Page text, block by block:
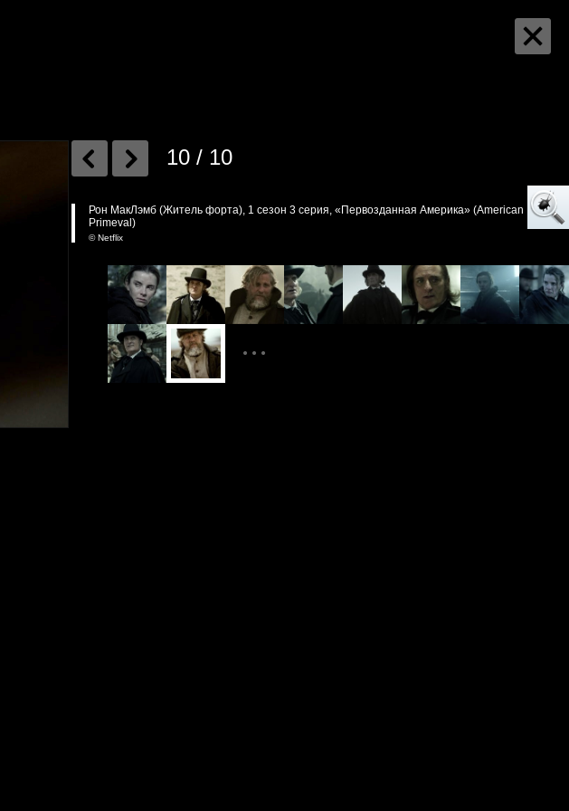
10 / 10
Рон МакЛэмб (Житель форта), 1 сезон 3 серия, «Первозданная Америка» (American
Primeval)
© Netflix